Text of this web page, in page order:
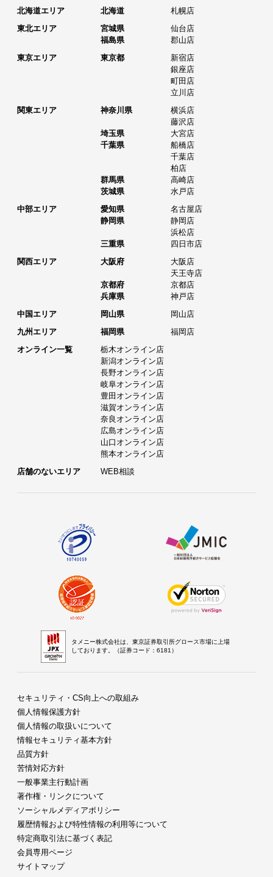
北海道エリア 北海道
札幌店
東北エリア
宮城県
仙台店
福島県
郡山店
東京エリア
東京都
新宿店
銀座店
町田店
立川店
関東エリア
神奈川県
横浜店
藤沢店
埼玉県
大宮店
千葉県
船橋店
千葉店
柏店
群馬県
高崎店
茨城県
水戸店
中部エリア
愛知県
名古屋店
静岡県
静岡店
浜松店
三重県
四日市店
関西エリア
大阪府
大阪店
天王寺店
京都府
京都店
兵庫県
神戸店
中国エリア
岡山県
岡山店
九州エリア
福岡県
福岡店
オンライン一覧
栃木オンライン店
新潟オンライン店
長野オンライン店
岐阜オンライン店
豊田オンライン店
滋賀オンライン店
奈良オンライン店
広島オンライン店
山口オンライン店
熊本オンライン店
店舗のないエリア
WEB相談
タメニー株式会社は、東京証券取引所グロース市場に上場
しております。（証券コード：6181）
セキュリティ・CS向上への取組み
個人情報保護方針
個人情報の取扱いについて
情報セキュリティ基本方針
品質方針
苦情対応方針
一般事業主行動計画
著作権・リンクについて
ソーシャルメディアポリシー
履歴情報および特性情報の利用等について
特定商取引法に基づく表記
会員専用ページ
サイトマップ